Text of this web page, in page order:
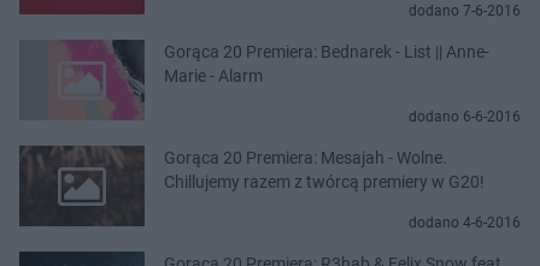
dodano 7-6-2016
Gorąca 20 Premiera: Bednarek - List || Anne-
Marie - Alarm
dodano 6-6-2016
Gorąca 20 Premiera: Mesajah - Wolne.
Chillujemy razem z twórcą premiery w G20!
dodano 4-6-2016